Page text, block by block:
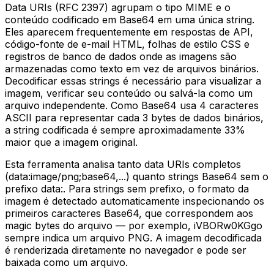
Data URIs (RFC 2397) agrupam o tipo MIME e o
conteúdo codificado em Base64 em uma única string.
Eles aparecem frequentemente em respostas de API,
código-fonte de e-mail HTML, folhas de estilo CSS e
registros de banco de dados onde as imagens são
armazenadas como texto em vez de arquivos binários.
Decodificar essas strings é necessário para visualizar a
imagem, verificar seu conteúdo ou salvá-la como um
arquivo independente. Como Base64 usa 4 caracteres
ASCII para representar cada 3 bytes de dados binários,
a string codificada é sempre aproximadamente 33%
maior que a imagem original.
Esta ferramenta analisa tanto data URIs completos
(data:image/png;base64,...) quanto strings Base64 sem o
prefixo data:. Para strings sem prefixo, o formato da
imagem é detectado automaticamente inspecionando os
primeiros caracteres Base64, que correspondem aos
magic bytes do arquivo — por exemplo, iVBORw0KGgo
sempre indica um arquivo PNG. A imagem decodificada
é renderizada diretamente no navegador e pode ser
baixada como um arquivo.